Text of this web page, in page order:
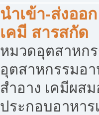
นำเข้า-ส่งออ
เคมี สารสกัด
หมวดอุตสาหก
อุตสาหกรรมอา
สำอาง เคมีผส
ประกอบอาหาร